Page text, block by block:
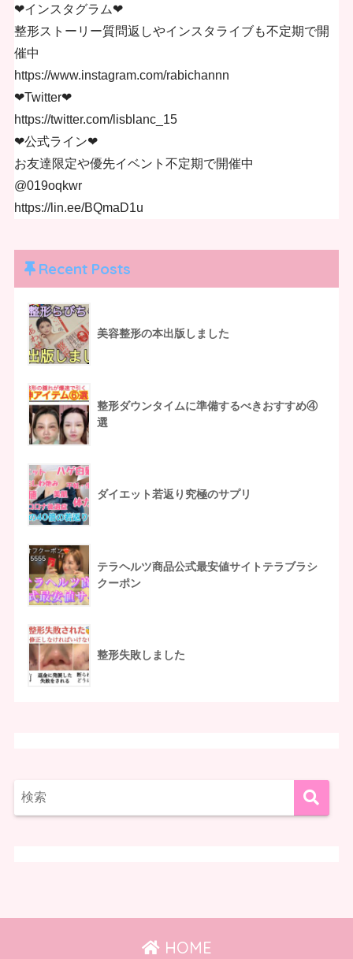
❤︎インスタグラム❤︎
整形ストーリー質問返しやインスタライブも不定期で開
催中
https://www.instagram.com/rabichannn
❤︎Twitter❤︎
https://twitter.com/lisblanc_15
❤︎公式ライン❤︎
お友達限定や優先イベント不定期で開催中
@019oqkwr
https://lin.ee/BQmaD1u
Recent Posts
美容整形の本出版しました
整形ダウンタイムに準備するべきおすすめ④
選
ダイエット若返り究極のサプリ
テラヘルツ商品公式最安値サイトテラブラシ
クーポン
整形失敗しました
HOME